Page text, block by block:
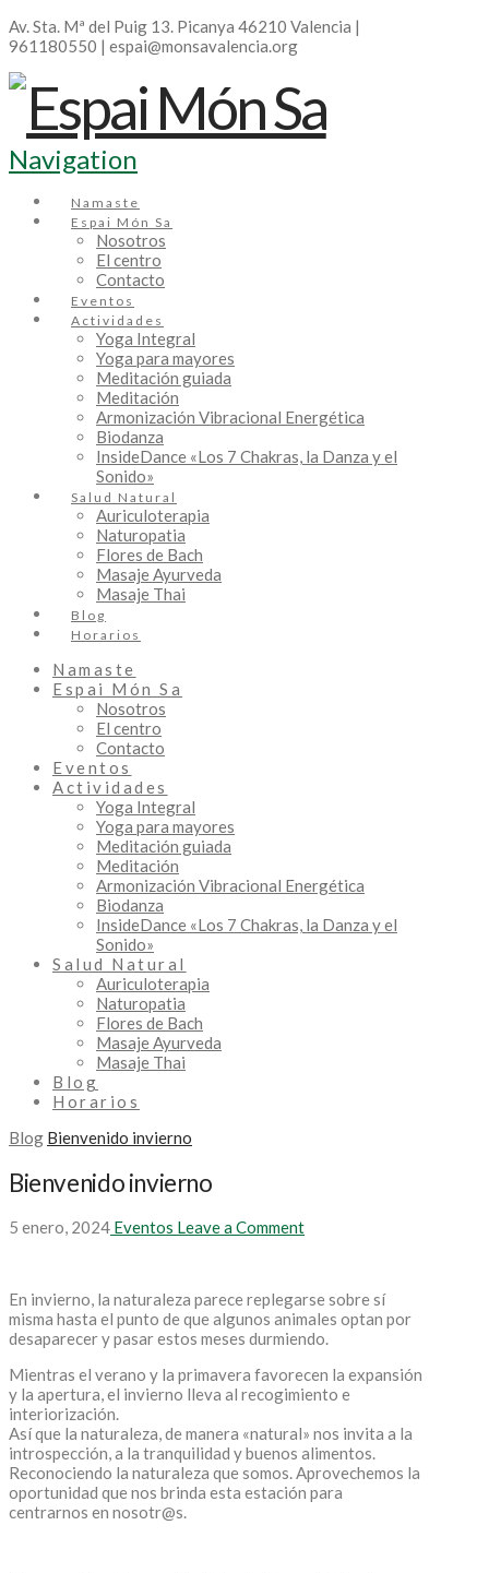
Av. Sta. Mª del Puig 13. Picanya 46210 Valencia |
961180550 | espai@monsavalencia.org
Navigation
Namaste
Espai Món Sa
Nosotros
El centro
Contacto
Eventos
Actividades
Yoga Integral
Yoga para mayores
Meditación guiada
Meditación
Armonización Vibracional Energética
Biodanza
InsideDance «Los 7 Chakras, la Danza y el
Sonido»
Salud Natural
Auriculoterapia
Naturopatia
Flores de Bach
Masaje Ayurveda
Masaje Thai
Blog
Horarios
Namaste
Espai Món Sa
Nosotros
El centro
Contacto
Eventos
Actividades
Yoga Integral
Yoga para mayores
Meditación guiada
Meditación
Armonización Vibracional Energética
Biodanza
InsideDance «Los 7 Chakras, la Danza y el
Sonido»
Salud Natural
Auriculoterapia
Naturopatia
Flores de Bach
Masaje Ayurveda
Masaje Thai
Blog
Horarios
Blog Bienvenido invierno
Bienvenido invierno
5 enero, 2024 Eventos Leave a Comment
En invierno, la naturaleza parece replegarse sobre sí
misma hasta el punto de que algunos animales optan por
desaparecer y pasar estos meses durmiendo.
Mientras el verano y la primavera favorecen la expansión
y la apertura, el invierno lleva al recogimiento e
interiorización.
Así que la naturaleza, de manera «natural» nos invita a la
introspección, a la tranquilidad y buenos alimentos.
Reconociendo la naturaleza que somos. Aprovechemos la
oportunidad que nos brinda esta estación para
centrarnos en nosotr@s.